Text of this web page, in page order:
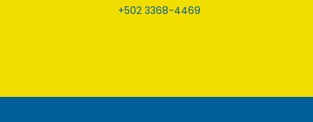
+502 3368-4469